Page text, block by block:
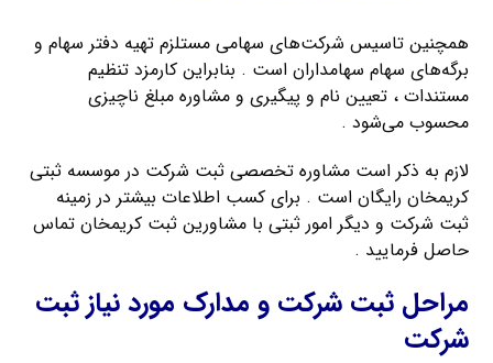
همچنین تاسیس شرکت‌های سهامی مستلزم تهیه دفتر سهام و
برگه‌های سهام سهامداران است . بنابراین کارمزد تنظیم
مستندات ، تعیین نام و پیگیری و مشاوره مبلغ ناچیزی
محسوب می‌شود .
لازم به ذکر است مشاوره تخصصی ثبت شرکت در موسسه ثبتی
کریمخان رایگان است . برای کسب اطلاعات بیشتر در زمینه
ثبت شرکت و دیگر امور ثبتی با مشاورین ثبت کریمخان تماس
حاصل فرمایید .
مراحل ثبت شرکت و مدارک مورد نیاز ثبت
شرکت